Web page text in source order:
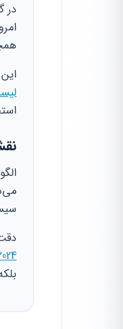
در
دقت
2024؛ لیست جامع و